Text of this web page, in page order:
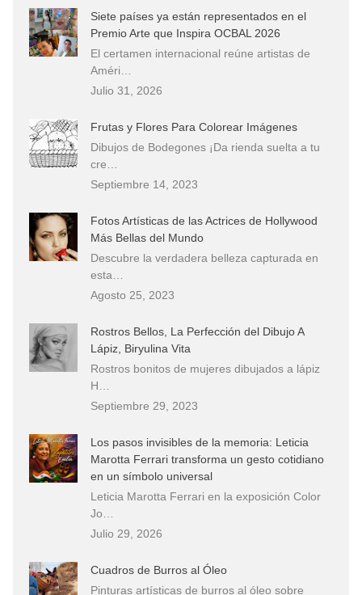
Siete países ya están representados en el
Premio Arte que Inspira OCBAL 2026
El certamen internacional reúne artistas de
Améri…
Julio 31, 2026
Frutas y Flores Para Colorear Imágenes
Dibujos de Bodegones ¡Da rienda suelta a tu
cre…
Septiembre 14, 2023
Fotos Artísticas de las Actrices de Hollywood
Más Bellas del Mundo
Descubre la verdadera belleza capturada en
esta…
Agosto 25, 2023
Rostros Bellos, La Perfección del Dibujo A
Lápiz, Biryulina Vita
Rostros bonitos de mujeres dibujados a lápiz
H…
Septiembre 29, 2023
Los pasos invisibles de la memoria: Leticia
Marotta Ferrari transforma un gesto cotidiano
en un símbolo universal
Leticia Marotta Ferrari en la exposición Color
Jo…
Julio 29, 2026
Cuadros de Burros al Óleo
Pinturas artísticas de burros al óleo sobre